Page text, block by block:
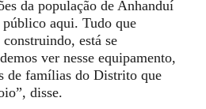
da população de Anhanduí
público aqui. Tudo que
está se
ver nesse equipamento,
de famílias do Distrito que
disse.